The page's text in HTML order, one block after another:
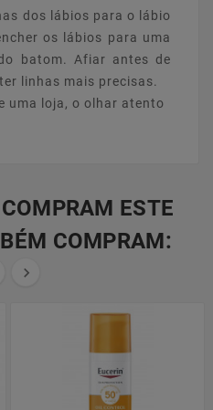
dos lábios para o lábio
os lábios para uma
batom. Afiar antes de
linhas mais precisas.
uma loja, o olhar atento
ESTE
COMPRAM:
